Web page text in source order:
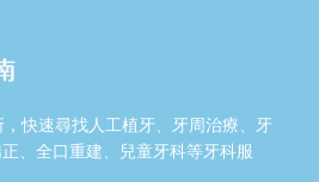
快速尋找人工植牙、牙周治療、牙
、全口重建、兒童牙科等牙科服